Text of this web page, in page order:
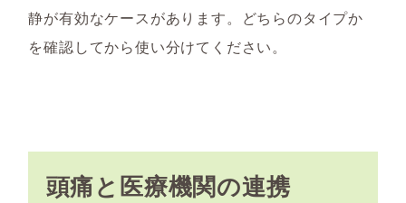
静が有効なケースがあります。どちらのタイプか
を確認してから使い分けてください。
頭痛と医療機関の連携